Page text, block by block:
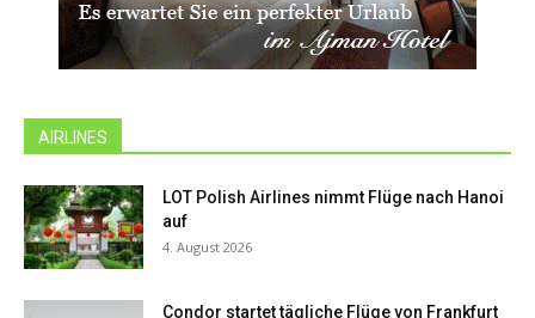
AIRLINES
LOT Polish Airlines nimmt Flüge nach Hanoi
auf
4. August 2026
Condor startet tägliche Flüge von Frankfurt